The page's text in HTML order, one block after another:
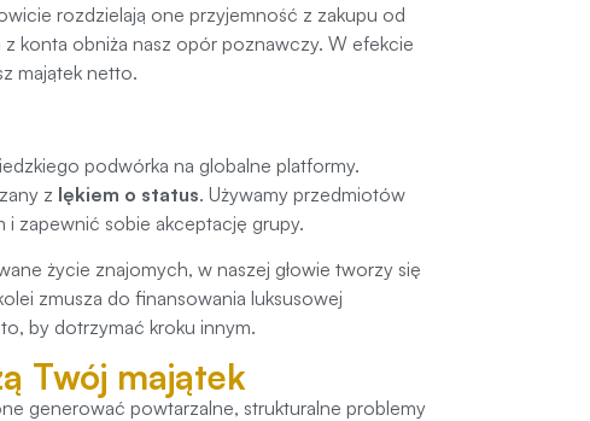
rozdzielają one przyjemność z zakupu od
konta obniża nasz opór poznawczy. W efekcie
majątek netto.
podwórka na globalne platformy.
z lękiem o status. Używamy przedmiotów
i zapewnić sobie akceptację grupy.
życie znajomych, w naszej głowie tworzy się
zmusza do finansowania luksusowej
by dotrzymać kroku innym.
Twój majątek
generować powtarzalne, strukturalne problemy